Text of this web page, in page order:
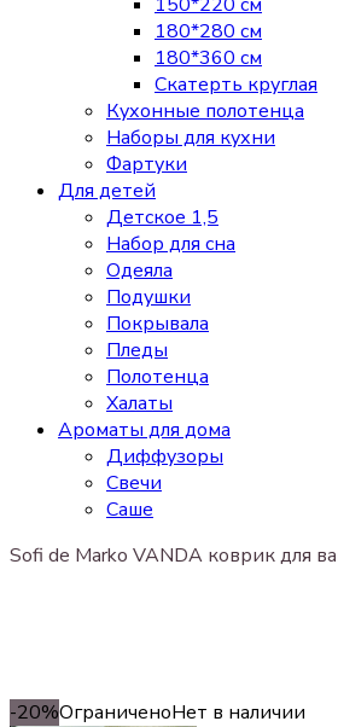
180*280 см
180*360 см
Скатерть круглая
Кухонные полотенца
Наборы для кухни
Фартуки
Для детей
Детское 1,5
Набор для сна
Одеяла
Подушки
Покрывала
Пледы
Полотенца
Халаты
Ароматы для дома
Диффузоры
Свечи
Cаше
Sofi de Marko VANDA коврик для
-20%ОграниченоНет в наличии